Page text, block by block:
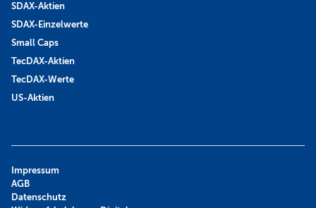
SDAX-Aktien
SDAX-Einzelwerte
Small Caps
TecDAX-Aktien
TecDAX-Werte
US-Aktien
Impressum
AGB
Datenschutz